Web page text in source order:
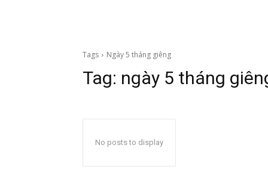
Tags Ngày 5 tháng giêng
Tag: ngày 5 tháng
No posts to display